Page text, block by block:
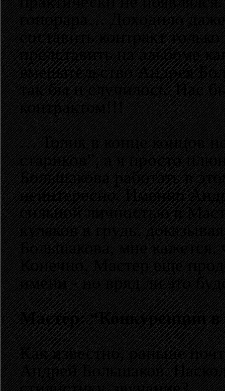
гонорара… Доходило
составить контракт
представить на альбоме
вмешательство Андрея
так бы и случилось. Нас
контрактом!!!
… Толик в конце концов
стариков”, а я просто
Большакова работать в
неинтересно. Именно
сильной личностью в
кулаков в грудь,
Большакова, мне
Конечно, Мастер еще
имени - но вряд ли это
Мастер: “Конкуренции
Как известно, раньше
Андрей Большаков.